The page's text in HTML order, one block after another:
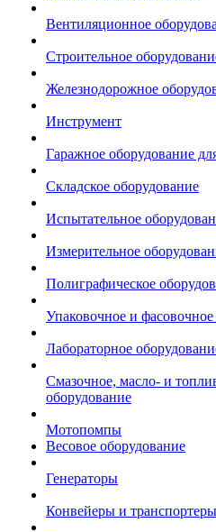
Вентиляционное
Строительное
Железнодорожное
Инструмент
Гаражное оборудование
Складское оборудование
Испытательное
Измерительное
Полиграфическое
Упаковочное и
Лабораторное
Смазочное, масло- и
оборудование
Мотопомпы
Весовое оборудование
Генераторы
Конвейеры и транспортеры